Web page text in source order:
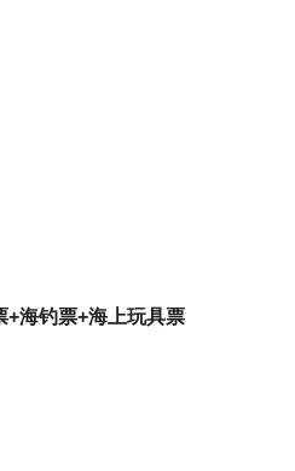
+海钓票+海上玩具票